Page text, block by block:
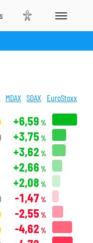
MDAX SDAX EuroStoxx
+6,59 %
+3,75 %
+3,62 %
+2,66 %
+2,08 %
-1,47 %
-2,55 %
-4,62 %